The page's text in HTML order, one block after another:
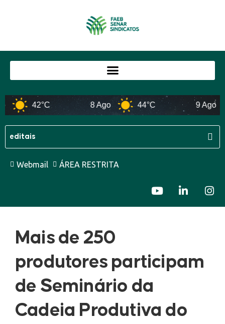
42°C 8 Ago 44°C 9 Ago
Webmail ÁREA RESTRITA
Mais de 250
produtores participam
de Seminário da
Cadeia Produtiva do